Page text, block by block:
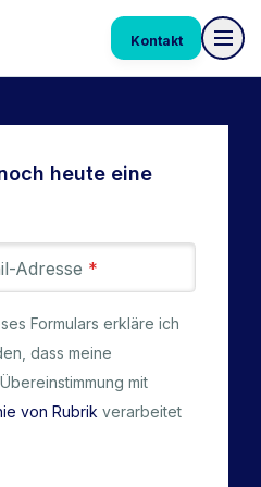
Kontakt
heute eine
Adresse *
Formulars erkläre ich
dass meine
mit
von Rubrik verarbeitet